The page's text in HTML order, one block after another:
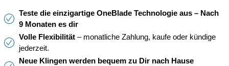
Teste die einzigartige OneBlade Technologie aus – Nach
9 Monaten es dir
Volle Flexibilität – monatliche Zahlung, kaufe oder kündige
jederzeit.
Neue Klingen werden bequem zu Dir nach Hause